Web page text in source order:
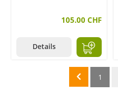
105.00 CHF
Details
1